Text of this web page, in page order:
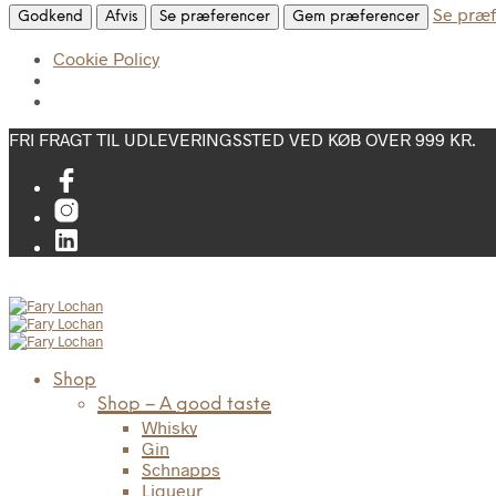
Godkend Afvis Se præferencer Gem præferencer Se
Cookie Policy
FRI FRAGT TIL UDLEVERINGSSTED VED KØB OVER 999 KR.
Shop
Shop – A good taste
Whisky
Gin
Schnapps
Liqueur